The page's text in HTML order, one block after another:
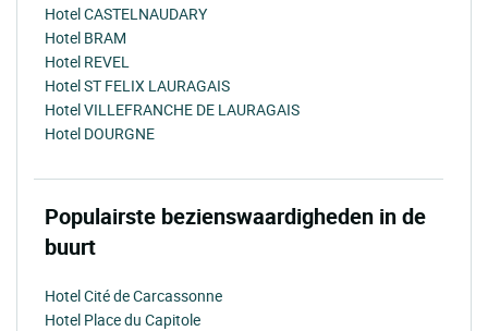
Hotel CASTELNAUDARY
Hotel BRAM
Hotel REVEL
Hotel ST FELIX LAURAGAIS
Hotel VILLEFRANCHE DE LAURAGAIS
Hotel DOURGNE
Populairste bezienswaardigheden in de
buurt
Hotel Cité de Carcassonne
Hotel Place du Capitole